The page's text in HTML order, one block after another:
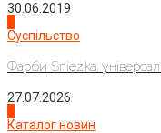
30.06.2019
Суспільство
Фарби Sniezka:
27.07.2026
Каталог новин